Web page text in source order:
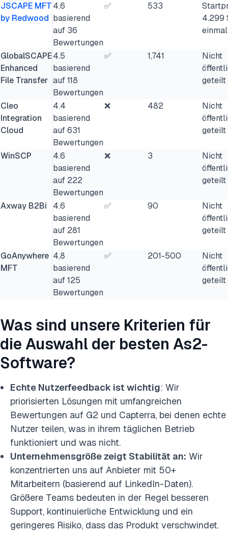
JSCAPE MFT
by Redwood
4.6
basierend
auf 36
Bewertungen
✅ 533
4.299
GlobalSCAPE
Enhanced
File Transfer
4.5
basierend
auf 118
Bewertungen
✅ 1,741
Nicht
geteilt
Cleo
Integration
Cloud
4.4
basierend
auf 631
Bewertungen
❌ 482
Nicht
geteilt
WinSCP
4.6
basierend
auf 222
Bewertungen
❌ 3
Nicht
geteilt
Axway B2Bi
4.6
basierend
auf 281
Bewertungen
✅ 90
Nicht
geteilt
GoAnywhere
MFT
4,8
basierend
auf 125
Bewertungen
✅ 201-500
Nicht
geteilt
Was sind unsere Kriterien für
die Auswahl der besten As2-
Software?
Echte Nutzerfeedback ist wichtig: Wir
priorisierten Lösungen mit umfangreichen
Bewertungen auf G2 und Capterra, bei denen echte
Nutzer teilen, was in ihrem täglichen Betrieb
funktioniert und was nicht.
Unternehmensgröße zeigt Stabilität an: Wir
konzentrierten uns auf Anbieter mit 50+
Mitarbeitern (basierend auf LinkedIn-Daten).
Größere Teams bedeuten in der Regel besseren
Support, kontinuierliche Entwicklung und ein
geringeres Risiko, dass das Produkt verschwindet.